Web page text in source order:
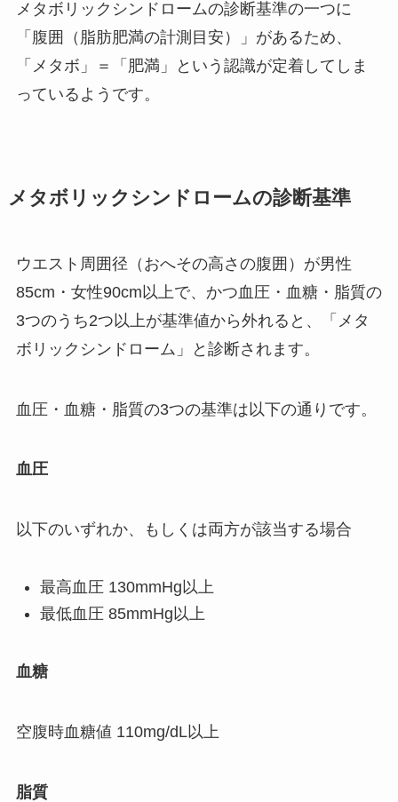
メタボリックシンドロームの診断基準の一つに
「腹囲（脂肪肥満の計測目安）」があるため、
「メタボ」＝「肥満」という認識が定着してしま
っているようです。
メタボリックシンドロームの診断基準
ウエスト周囲径（おへその高さの腹囲）が男性
85cm・女性90cm以上で、かつ血圧・血糖・脂質の
3つのうち2つ以上が基準値から外れると、「メタ
ボリックシンドローム」と診断されます。
血圧・血糖・脂質の3つの基準は以下の通りです。
血圧
以下のいずれか、もしくは両方が該当する場合
最高血圧 130mmHg以上
最低血圧 85mmHg以上
血糖
空腹時血糖値 110mg/dL以上
脂質